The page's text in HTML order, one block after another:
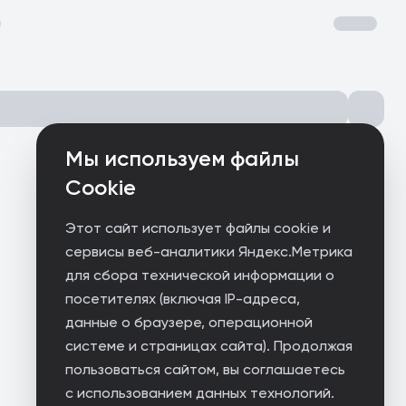
Мы используем файлы
Cookie
Этот сайт использует файлы cookie и
сервисы веб-аналитики Яндекс.Метрика
для сбора технической информации о
посетителях (включая IP-адреса,
данные о браузере, операционной
системе и страницах сайта). Продолжая
пользоваться сайтом, вы соглашаетесь
с использованием данных технологий.